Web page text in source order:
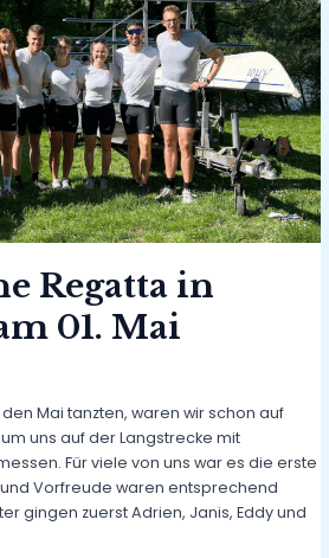
Regatta in
01. Mai
Mai tanzten, waren wir schon auf
uns auf der Langstrecke mit
Für viele von uns war es die erste
Vorfreude waren entsprechend
gingen zuerst Adrien, Janis, Eddy und